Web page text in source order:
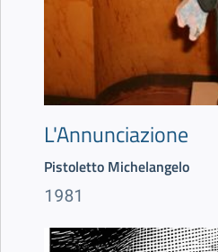
L'Annunciazione
Pistoletto Michelangelo
1981